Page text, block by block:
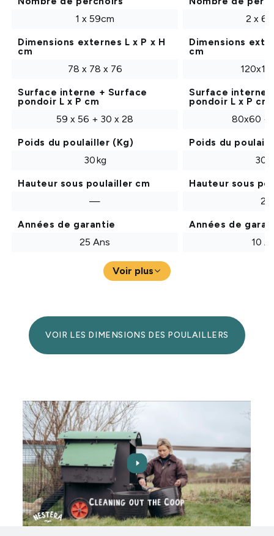
1 x 59cm 2 x
Dimensions externes L x P x H
cm
78 x 78 x 76
Dimensions
cm
Surface interne + Surface
pondoir L x P cm
59 x 56 + 30 x 28
Surface interne
pondoir L x P cm
80x60 +
Poids du poulailler (Kg)
30 kg
Poids du
30
Hauteur sous poulailler cm
—
Hauteur sous
27
Années de garantie
25 Ans
Années de
10
Voir plus
VOIR LES DIMENSIONS DES POULAILLERS